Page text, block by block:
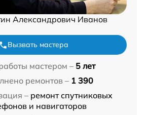
Александрович Иванов
Вызвать мастера
мастером – 5 лет
ремонтов – 1 390
– ремонт спутниковых
и навигаторов